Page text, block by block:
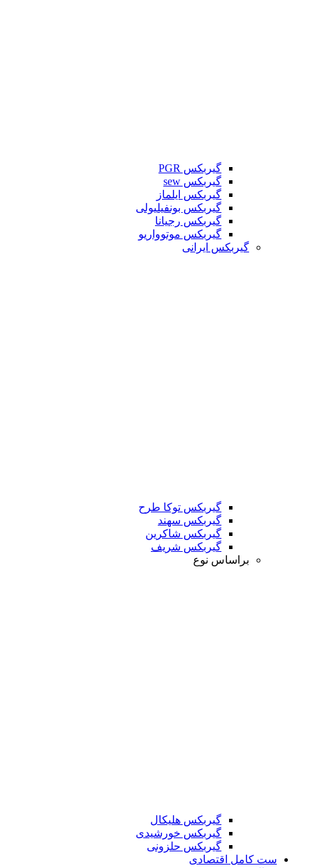
گیربکس PGR
گیربکس sew
گیربکس ایلماز
گیربکس بونفیلیولی
گیربکس رجیانا
گیربکس موتوواریو
گیربکس ایرانی
گیربکس توکا طرح
گیربکس سهند
گیربکس شاکرین
گیربکس شریف
براساس نوع
گیربکس هلیکال
گیربکس خورشیدی
گیربکس حلزونی
ست کامل اقتصادی